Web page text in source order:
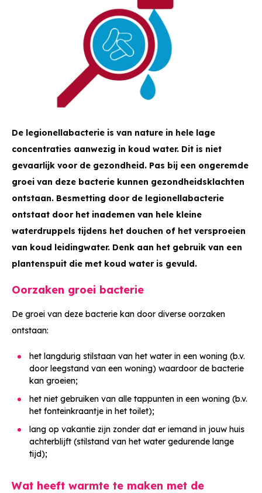
De legionellabacterie is van nature in hele lage
concentraties aanwezig in koud water. Dit is niet
gevaarlijk voor de gezondheid. Pas bij een ongeremde
groei van deze bacterie kunnen gezondheidsklachten
ontstaan. Besmetting door de legionellabacterie
ontstaat door het inademen van hele kleine
waterdruppels tijdens het douchen of het versproeien
van koud leidingwater. Denk aan het gebruik van een
plantenspuit die met koud water is gevuld.
Oorzaken groei bacterie
De groei van deze bacterie kan door diverse oorzaken
ontstaan:
het langdurig stilstaan van het water in een woning (b.v.
door leegstand van een woning) waardoor de bacterie
kan groeien;
het niet gebruiken van alle tappunten in een woning (b.v.
het fonteinkraantje in het toilet);
lang op vakantie zijn zonder dat er iemand in jouw huis
achterblijft (stilstand van het water gedurende lange
tijd);
Wat heeft warmte te maken met de